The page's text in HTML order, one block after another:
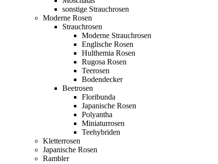
sonstige Strauchrosen
Moderne Rosen
Strauchrosen
Moderne Strauchrosen
Englische Rosen
Hulthemia Rosen
Rugosa Rosen
Teerosen
Bodendecker
Beetrosen
Floribunda
Japanische Rosen
Polyantha
Miniaturrosen
Teehybriden
Kletterrosen
Japanische Rosen
Rambler